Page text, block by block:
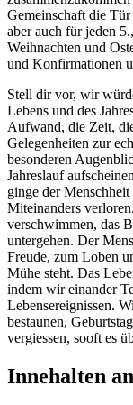
Gemeinschaft die
aber auch für jeden
Weihnachten und
und Konfirmationen
Stell dir vor, wir
Lebens und des
Aufwand, die Zeit,
Gelegenheiten zur
besonderen
Jahreslauf
ginge der
Miteinanders
verschwimmen, das
untergehen. Der
Freude, zum Loben
Mühe steht. Das
indem wir einander
Lebensereignissen.
bestaunen,
vergiessen, sooft es
Innehalten